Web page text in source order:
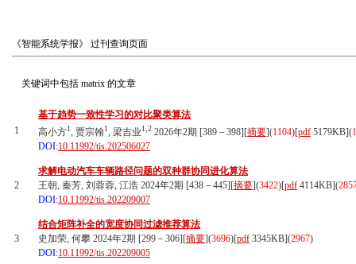
《智能系统学报》 过刊查询页面
关键词中包括 matrix 的文章
1
基于趋势一致性学习的对比聚类算法
高小方1, 贾宗翰1, 梁吉业1,2 2026年2期 [389－398][摘要](1104)[pdf 5179KB](
DOI:10.11992/tis.202506027
2
求解电动汽车车辆路径问题的双种群协同进化算法
王朝, 秦芳, 刘蓉蓉, 江浩 2024年2期 [438－445][摘要](3422)[pdf 4114KB](
DOI:10.11992/tis.202209007
3
结合矩阵补全的宽度协同过滤推荐算法
史加荣, 何攀 2024年2期 [299－306][摘要](3696)[pdf 3345KB](2967)
DOI:10.11992/tis.202209005